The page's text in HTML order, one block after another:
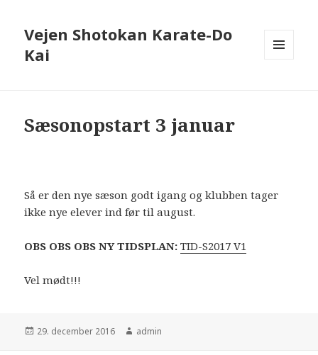
Vejen Shotokan Karate-Do
Kai
Sæsonopstart 3 januar
Så er den nye sæson godt igang og klubben tager
ikke nye elever ind før til august.
OBS OBS OBS NY TIDSPLAN: TID-S2017 V1
Vel mødt!!!
Udgivet
29. december 2016 Forfatter
admin